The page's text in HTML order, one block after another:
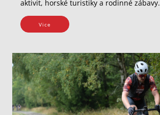
aktivit, horské turistiky a rodinné zábavy.
Vice